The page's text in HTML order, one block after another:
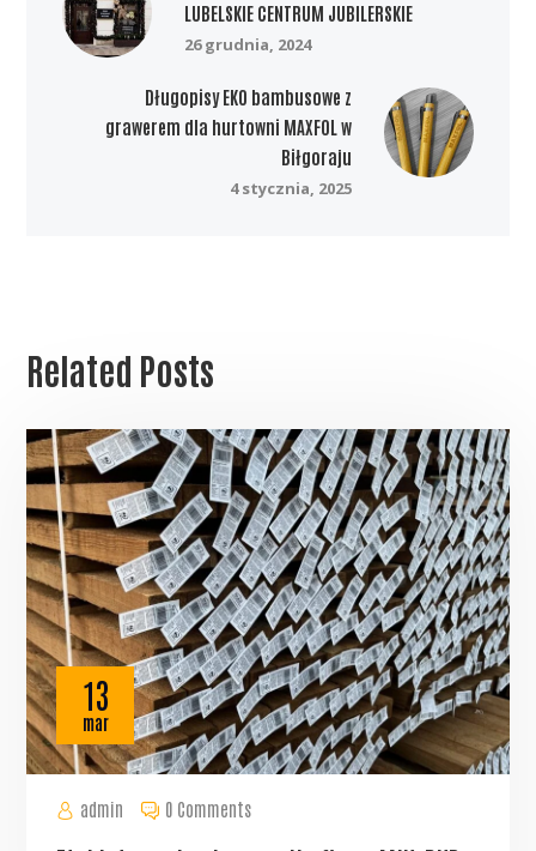
LUBELSKIE CENTRUM JUBILERSKIE
26 grudnia, 2024
Długopisy EKO bambusowe z
grawerem dla hurtowni MAXFOL w
Biłgoraju
4 stycznia, 2025
Related Posts
admin
13
mar
0 Comments